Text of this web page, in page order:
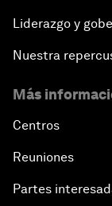
Liderazgo y
Nuestra
Más
Centros
Reuniones
Partes